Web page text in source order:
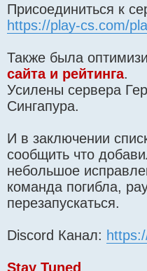
Присоединиться к
https://play-cs.com/
Также была
сайта и рейтинга.
Усилены сервера
Сингапура.
И в заключении
сообщить что
небольшое
команда погибла,
перезапускаться.
Discord Канал:
Stay Tuned